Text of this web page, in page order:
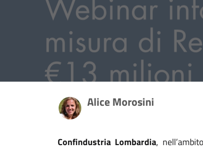
Alice Morosini
Confindustria Lombardia,